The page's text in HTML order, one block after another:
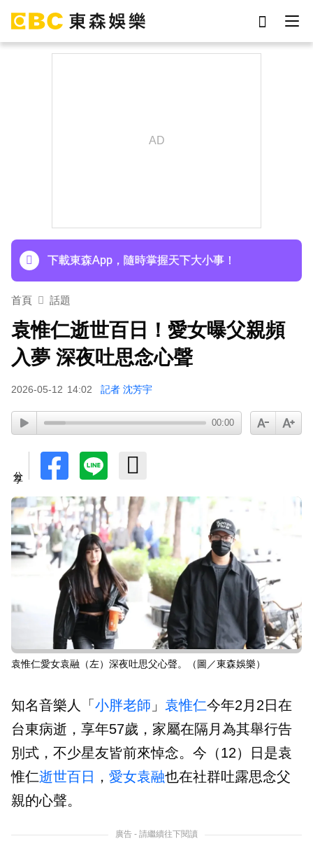
下載東森App，隨時掌握天下大小事！
埃及知名女星涉販毒！ 遭「判死刑」震撼社會
首頁 話題
袁惟仁逝世百日！愛女曝父親頻
入夢 深夜吐思念心聲
2026-05-12 14:02 記者 沈芳宇
00:00
袁惟仁愛女袁融（左）深夜吐思父心聲。（圖／東森娛樂）
知名音樂人「 小胖老師 」 袁惟仁今年2月2日在
台東病逝，享年57歲，家屬在隔月為其舉行告
別式，不少星友皆前來悼念。今（12）日是袁
惟仁逝世百日 ， 愛女袁融也在社群吐露思念父
親的心聲。
廣告 - 請繼續往下閱讀